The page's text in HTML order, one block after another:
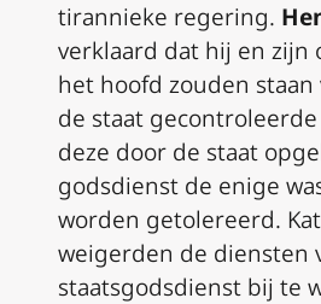
tirannieke regering.
verklaard dat hij en zijn
het hoofd zouden
de staat
deze door de staat
godsdienst de enige
worden getolereerd.
weigerden de diensten
staatsgodsdienst bij te